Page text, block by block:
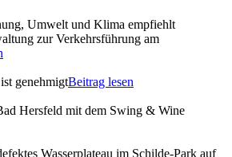
Umwelt und Klima empfiehlt
zur Verkehrsführung am
genehmigtBeitrag lesen
Hersfeld mit dem Swing & Wine
Wasserplateau im Schilde-Park auf